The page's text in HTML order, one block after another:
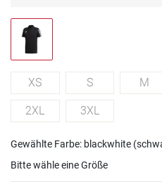
XS S M
2XL 3XL
Gewählte Farbe: blackwhite
Bitte wähle eine Größe